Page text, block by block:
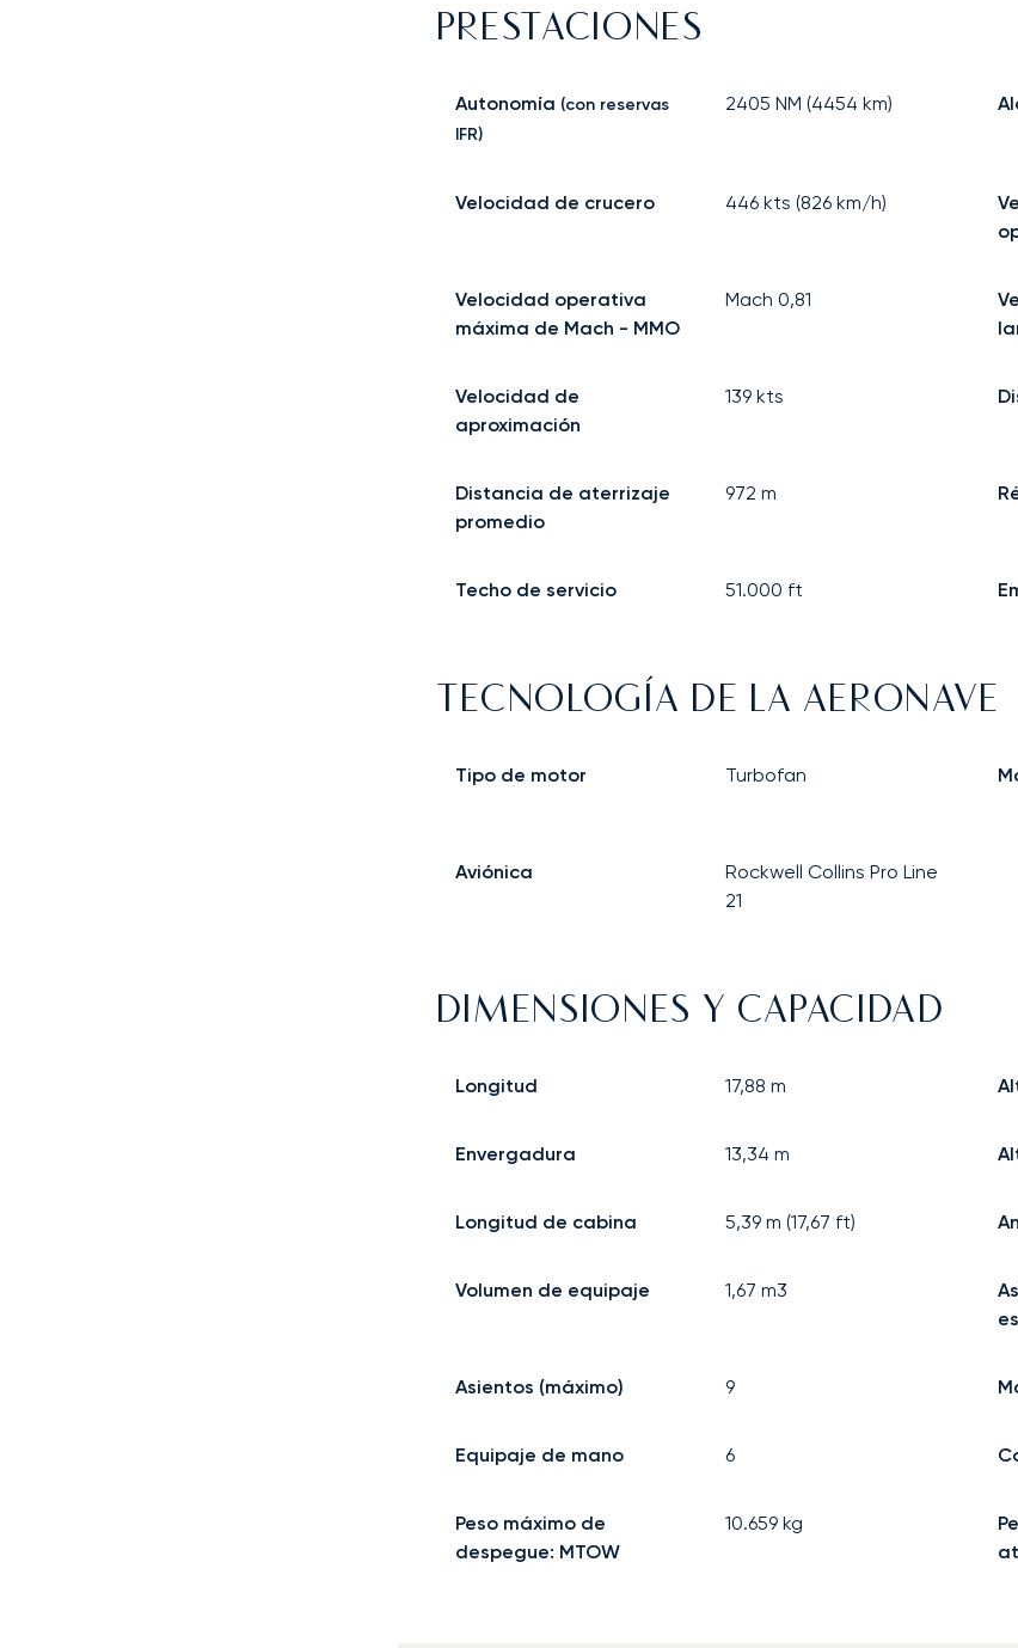
PRESTACIONES
Autonomía (con reservas
IFR)
2405 NM (4454 km)
Velocidad de crucero 446 kts (826 km/h)
Velocidad operativa
máxima de Mach - MMO
Mach0,81
Velocidad de
aproximación
139 kts
Distancia de aterrizaje
promedio
972 m
Techo de servicio 51.000 ft
TECNOLOGÍA DE LA AERONAVE
Tipo de motor Turbofan
Aviónica
Rockwell Collins Pro Line
21
DIMENSIONES Y CAPACIDAD
Longitud 17,88 m
Envergadura 13,34 m
Longitud de cabina 5,39 m (17,67 ft)
Volumen de equipaje 1,67 m3
Asientos (máximo) 9
Equipaje de mano 6
Peso máximo de
despegue: MTOW
10.659 kg